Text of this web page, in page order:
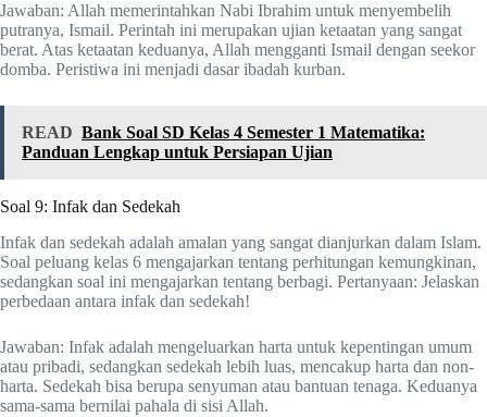
Jawaban: Allah memerintahkan Nabi Ibrahim untuk menyembelih
putranya, Ismail. Perintah ini merupakan ujian ketaatan yang sangat
berat. Atas ketaatan keduanya, Allah mengganti Ismail dengan seekor
domba. Peristiwa ini menjadi dasar ibadah kurban.
READ Bank Soal SD Kelas 4 Semester 1 Matematika:
Panduan Lengkap untuk Persiapan Ujian
Soal 9: Infak dan Sedekah
Infak dan sedekah adalah amalan yang sangat dianjurkan dalam Islam.
Soal peluang kelas 6 mengajarkan tentang perhitungan kemungkinan,
sedangkan soal ini mengajarkan tentang berbagi. Pertanyaan: Jelaskan
perbedaan antara infak dan sedekah!
Jawaban: Infak adalah mengeluarkan harta untuk kepentingan umum
atau pribadi, sedangkan sedekah lebih luas, mencakup harta dan non-
harta. Sedekah bisa berupa senyuman atau bantuan tenaga. Keduanya
sama-sama bernilai pahala di sisi Allah.